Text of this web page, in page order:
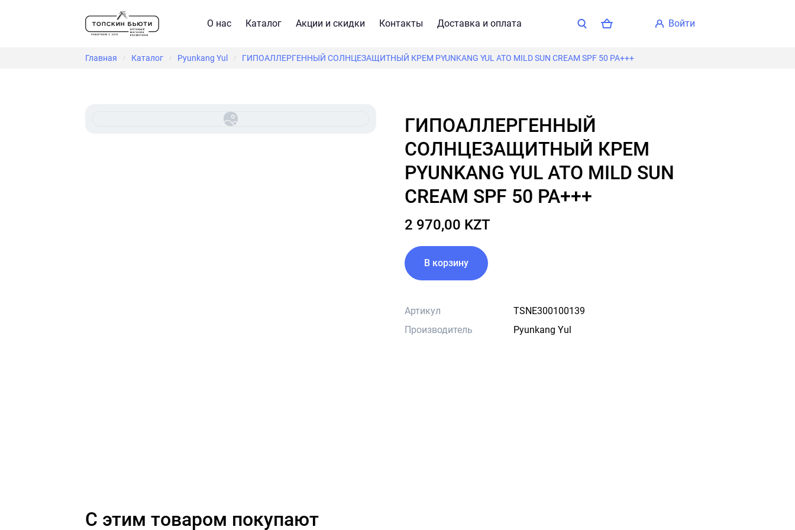
О нас Каталог Акции и скидки Контакты Доставка и оплата войти
Главная / Каталог / Pyunkang Yul / ГИПОАЛЛЕРГЕННЫЙ СОЛНЦЕЗАЩИТНЫЙ КРЕМ PYUNKANG YUL ATO MILD SUN CREAM SPF 50 PA+++
ГИПОАЛЛЕРГЕННЫЙ
СОЛНЦЕЗАЩИТНЫЙ КРЕМ
PYUNKANG YUL ATO MILD SUN
CREAM SPF 50 PA+++
2 970,00 KZT
В корзину
Артикул
TSNE300100139
Производитель
Pyunkang Yul
C этим товаром покупают